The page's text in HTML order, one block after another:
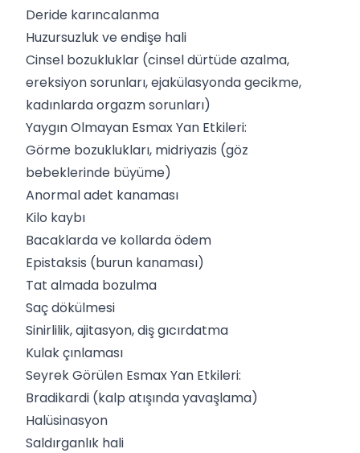
Deride karıncalanma
Huzursuzluk ve endişe hali
Cinsel bozukluklar (cinsel dürtüde azalma,
ereksiyon sorunları, ejakülasyonda gecikme,
kadınlarda orgazm sorunları)
Yaygın Olmayan Esmax Yan Etkileri:
Görme bozuklukları, midriyazis (göz
bebeklerinde büyüme)
Anormal adet kanaması
Kilo kaybı
Bacaklarda ve kollarda ödem
Epistaksis (burun kanaması)
Tat almada bozulma
Saç dökülmesi
Sinirlilik, ajitasyon, diş gıcırdatma
Kulak çınlaması
Seyrek Görülen Esmax Yan Etkileri:
Bradikardi (kalp atışında yavaşlama)
Halüsinasyon
Saldırganlık hali